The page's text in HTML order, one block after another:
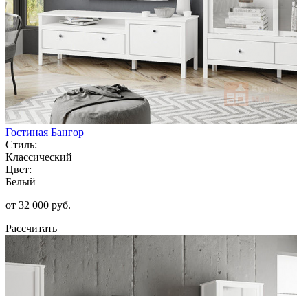
Гостиная Бангор
Стиль:
Классический
Цвет:
Белый
от 32 000 руб.
Рассчитать